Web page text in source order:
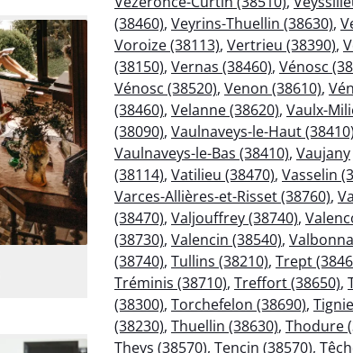
(38460), Veyrins-Thuellin (38630),
Voroize (38113), Vertrieu (38390),
(38150), Vernas (38460), Vénosc
Vénosc (38520), Venon (38610),
(38460), Velanne (38620), Vaulx-
(38090), Vaulnaveys-le-Haut (38410)
Vaulnaveys-le-Bas (38410), Vaujany
(38114), Vatilieu (38470), Vasselin
Varces-Allières-et-Risset (38760),
(38470), Valjouffrey (38740),
(38730), Valencin (38540),
(38740), Tullins (38210), Trept
Tréminis (38710), Treffort (38650),
(38300), Torchefelon (38690),
(38230), Thuellin (38630), Thodure
Theys (38570), Tencin (38570),